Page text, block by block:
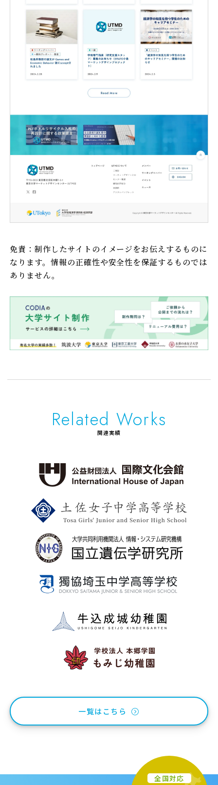
免責：制作したサイトのイメージをお伝えするものに
なります。情報の正確性や安全性を保証するものでは
ありません。
Related Works
関連実績
一覧はこちら
全国対応